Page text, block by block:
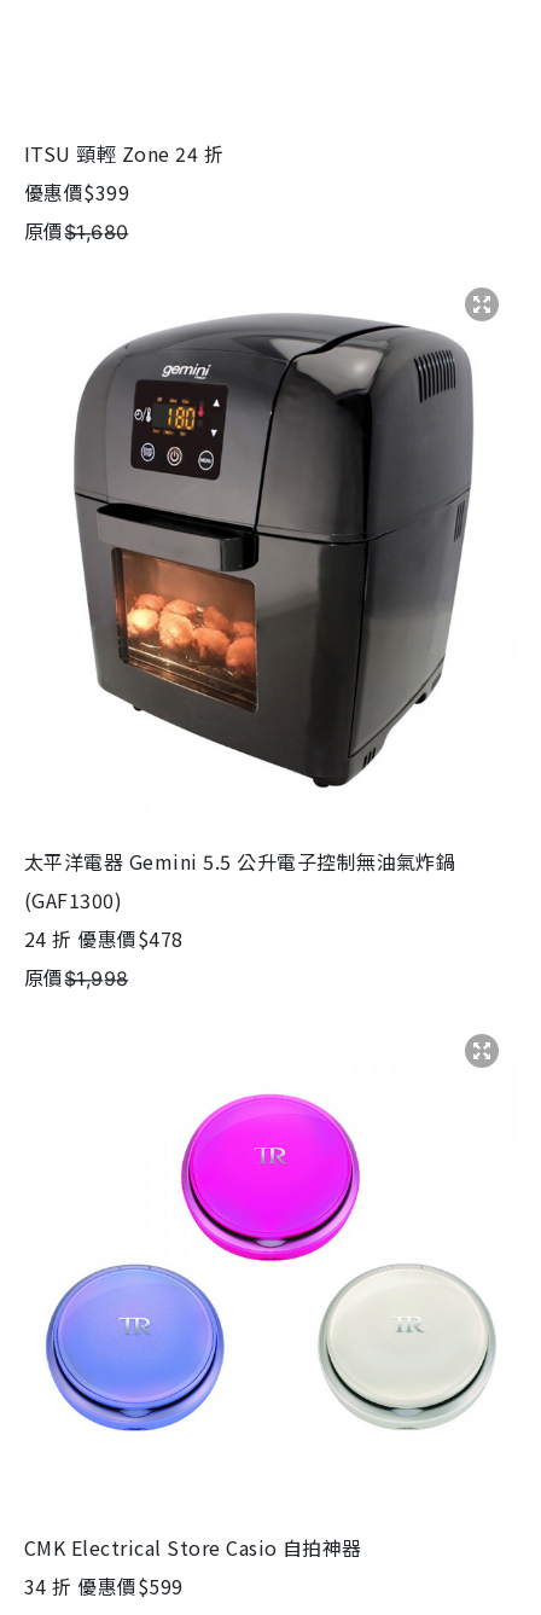
ITSU 頸輕 Zone 24 折
優惠價$399
原價$̶1̶,̶6̶8̶0̶
太平洋電器 Gemini 5.5 公升電子控制無油氣炸鍋
(GAF1300)
24 折 優惠價$478
原價$̶1̶,̶9̶9̶8̶
CMK Electrical Store Casio 自拍神器
34 折 優惠價$599